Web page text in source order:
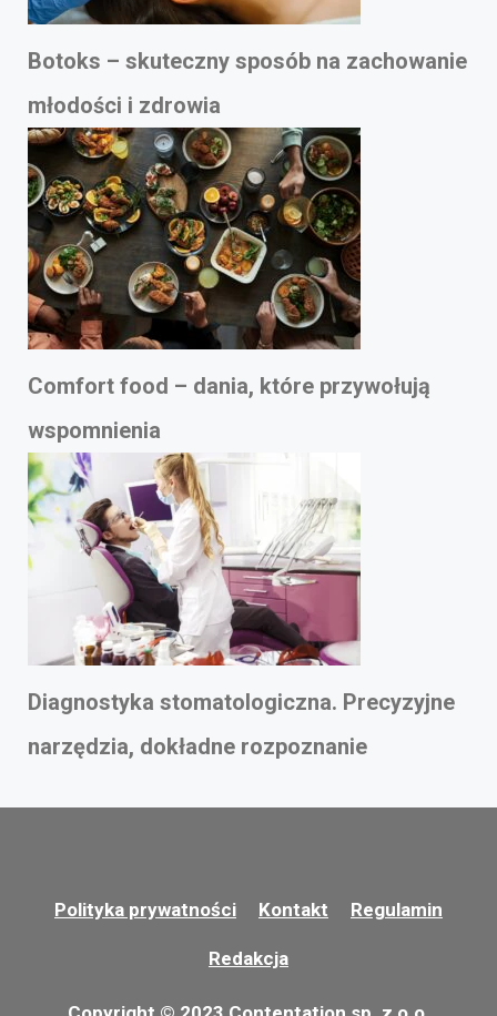
Botoks – skuteczny sposób na zachowanie
młodości i zdrowia
Comfort food – dania, które przywołują
wspomnienia
Diagnostyka stomatologiczna. Precyzyjne
narzędzia, dokładne rozpoznanie
Polityka prywatności Kontakt Regulamin
Redakcja